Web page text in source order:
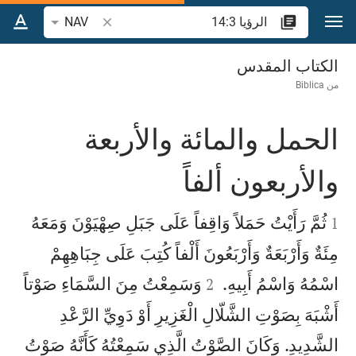
انتقل إلى المحتوى
البحث عن آية أو كلمة
NAV
الرؤيا 14
الكتاب المقدس
من Biblica

الحمل والمائة والأربعة
والأربعون ألفاً

1 ثُمَّ رَأَيْتُ حَمَلاً وَاقِفاً عَلَى جَبَلِ صِهْيَوْنَ وَمَعَهُ
مِئَةٌ وَأَرْبَعَةٌ وَأَرْبَعُونَ أَلْفاً كُتِبَ عَلَى جِبَاهِهِمْ
اسْمُهُ وَاسْمُ أَبِيهِ. 

2 وَسَمِعْتُ مِنَ السَّمَاءِ صَوْتاً
أَشْبَهَ بِصَوْتِ الشَّلّالِ الْغَزِيرِ أَوْ دَوِيِّ الرَّعْدِ
الشَّدِيدِ. وَكَانَ الصَّوْتُ الَّذِي سَمِعْتُهُ كَأَنَّهُ صَوْتُ